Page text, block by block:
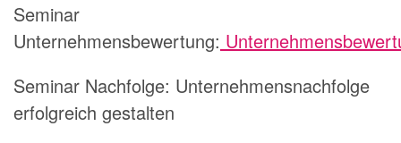
Seminar
Unternehmensbewertung:
Seminar Nachfolge: Unternehmensnachfolge
erfolgreich gestalten